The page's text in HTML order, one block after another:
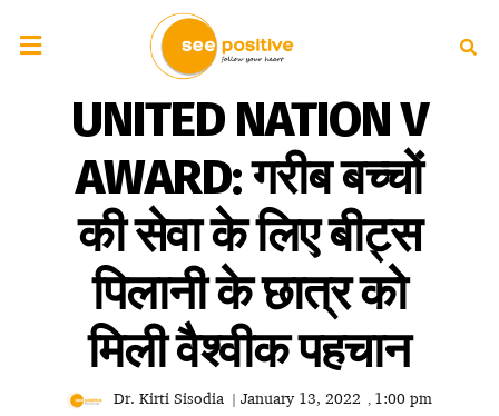
UNITED NATION V
AWARD: गरीब बच्चों
की सेवा के लिए बीट्स
पिलानी के छात्र को
मिली वैश्वीक पहचान
Dr. Kirti Sisodia | January 13, 2022 , 1:00 pm